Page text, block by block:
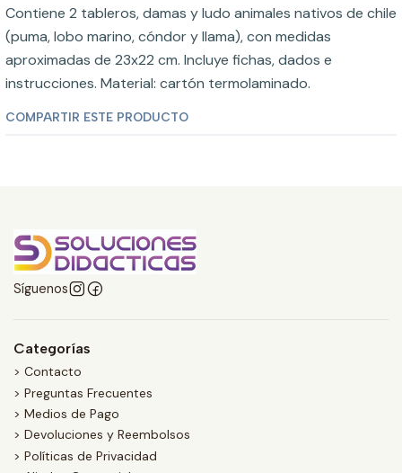
Contiene 2 tableros, damas y ludo animales nativos de chile
(puma, lobo marino, cóndor y llama), con medidas
aproximadas de 23x22 cm. Incluye fichas, dados e
instrucciones. Material: cartón termolaminado.
COMPARTIR ESTE PRODUCTO
Síguenos
Categorías
> Contacto
> Preguntas Frecuentes
> Medios de Pago
> Devoluciones y Reembolsos
> Políticas de Privacidad